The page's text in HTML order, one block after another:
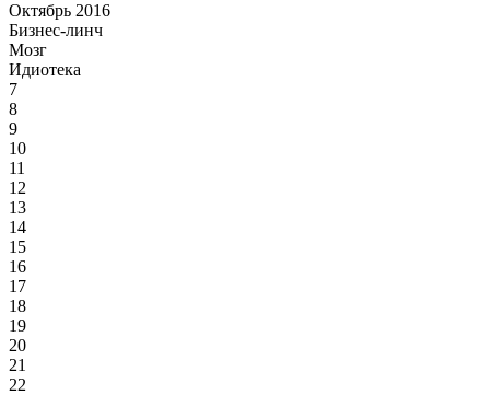
Октябрь 2016
Бизнес-линч
Мозг
Идиотека
7
8
9
10
11
12
13
14
15
16
17
18
19
20
21
22